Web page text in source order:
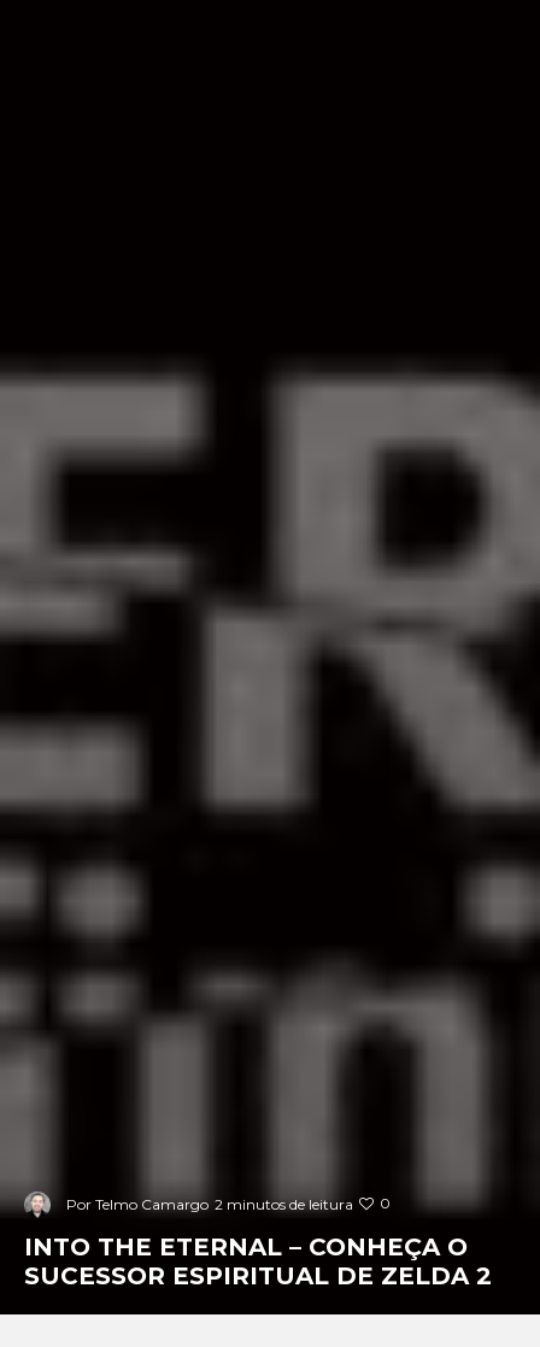
Por Telmo Camargo 2 minutos de leitura 0
INTO THE ETERNAL – CONHEÇA O
SUCESSOR ESPIRITUAL DE ZELDA 2